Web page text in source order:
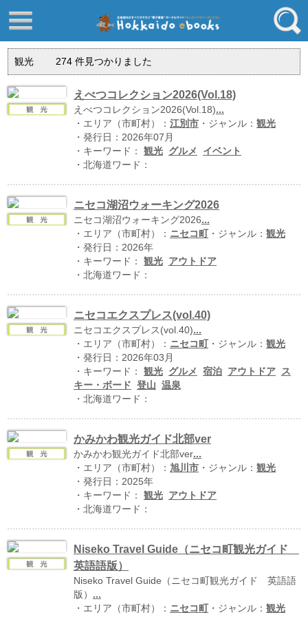
ジャンル
エリア
キーワード
観光 274件見つかりました
えべつコレクション2026(Vol.18)
えべつコレクション2026(Vol.18)...
・エリア（市町村）： 江別市・ジャンル： 観光
・発行日：2026年07月
・キーワード： 観光 グルメ
イベント
・北海道ワード：
ニセコ湖沼ウォーキング2026
ニセコ湖沼ウォーキング2026...
・エリア（市町村）： ニセコ町 ・ジャンル： 観光
・発行日：2026年
・キーワード： 観光
アウトドア
・北海道ワード：
ニセコエクスプレス(vol.40)
ニセコエクスプレス(vol.40)...
・エリア（市町村）： ニセコ町 ・ジャンル： 観光
・発行日：2026年03月
・キーワード： 観光 グルメ 宿泊 アウトドア
ス
キー・ボード 登山 温泉
・北海道ワード：
かみかわ観光ガイド北部ver
かみかわ観光ガイド北部ver...
・エリア（市町村）： 旭川市・ジャンル： 観光
・発行日：2025年
・キーワード： 観光
アウトドア
・北海道ワード：
Niseko Travel Guide（ニセコ町観光ガイド
英語語版）
Niseko Travel Guide（ニセコ町観光ガイド 英語語
版） ...
・エリア（市町村）： ニセコ町 ・ジャンル： 観光
はじめてご利用される方へ
ふるさと納税ebooks
学校ebooks
小清水アーカイブスebooks
北海道立文書館赤れんが
留寿都村
北海道の病院ebooks
創成研究機構の本棚
全国健康保険協会
hokkaido ebooksとは
ご利用ガイド
よくある質問
掲載規約
個人情報保護方針
プライバシーポリシー（配信アプリ